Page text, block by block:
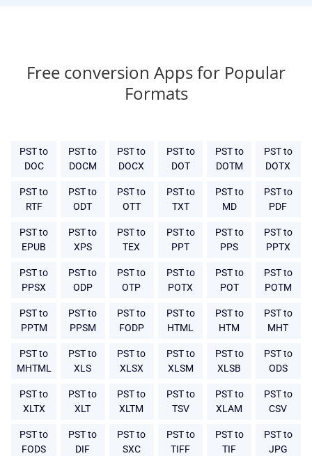
Free conversion Apps for Popular
Formats
PST to
DOC
PST to
DOCM
PST to
DOCX
PST to
DOT
PST to
DOTM
PST to
DOTX
PST to
RTF
PST to
ODT
PST to
OTT
PST to
TXT
PST to
MD
PST to
PDF
PST to
EPUB
PST to
XPS
PST to
TEX
PST to
PPT
PST to
PPS
PST to
PPTX
PST to
PPSX
PST to
ODP
PST to
OTP
PST to
POTX
PST to
POT
PST to
POTM
PST to
PPTM
PST to
PPSM
PST to
FODP
PST to
HTML
PST to
HTM
PST to
MHT
PST to
MHTML
PST to
XLS
PST to
XLSX
PST to
XLSM
PST to
XLSB
PST to
ODS
PST to
XLTX
PST to
XLT
PST to
XLTM
PST to
TSV
PST to
XLAM
PST to
CSV
PST to
FODS
PST to
DIF
PST to
SXC
PST to
TIFF
PST to
TIF
PST to
JPG